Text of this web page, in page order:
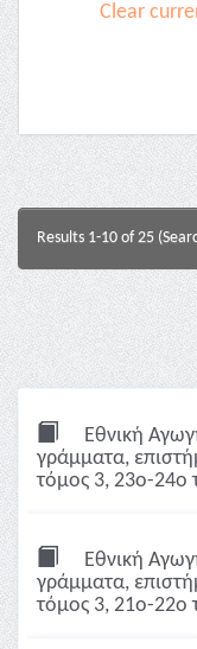
Clear
Results 1-10 of 25
Εθνική
γράμματα,
τόμος 3, 23ο-24ο
Εθνική
γράμματα,
τόμος 3, 21ο-22ο